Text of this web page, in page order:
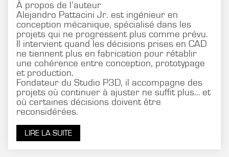
À propos de l’auteur
Alejandro Pattacini Jr. est ingénieur en
conception mécanique, spécialisé dans les
projets qui ne progressent plus comme prévu.
Il intervient quand les décisions prises en CAD
ne tiennent plus en fabrication pour rétablir
une cohérence entre conception, prototypage
et production.
Fondateur du Studio P3D, il accompagne des
projets où continuer à ajuster ne suffit plus… et
où certaines décisions doivent être
reconsidérées.
LIRE LA SUITE